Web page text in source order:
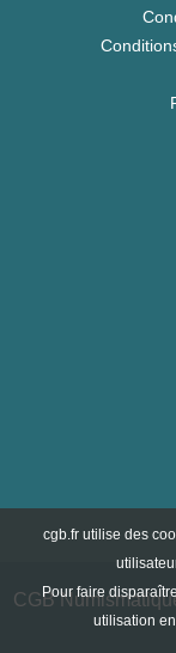
CGB
cgb.fr utilise des
Pour faire
utilisation